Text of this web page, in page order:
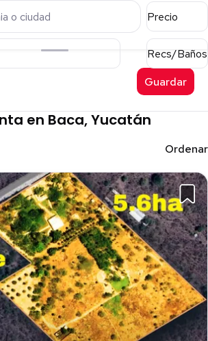
o ciudad Precio
Recs/Baños
Guardar
en Baca, Yucatán
Ordenar